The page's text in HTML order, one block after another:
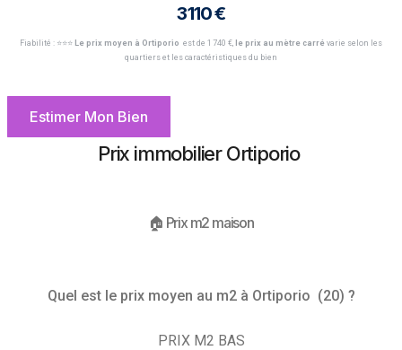
3 110 €
Fiabilité : ⭐️⭐️⭐️ Le prix moyen à Ortiporio est de 1 740 €, le prix au mètre carré varie selon les
quartiers et les caractéristiques du bien
Estimer Mon Bien
Prix immobilier Ortiporio
🏠 Prix m2 maison
Quel est le prix moyen au m2 à Ortiporio (20) ?
PRIX M2 BAS